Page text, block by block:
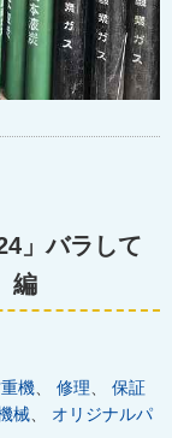
」バラして
編
機 修理
保証
械
オリジナルパ